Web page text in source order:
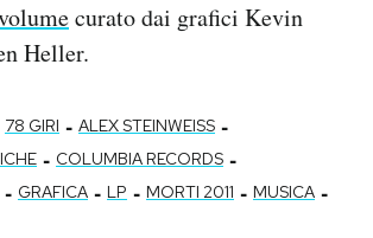
curato dai grafici Kevin
Heller.
78 GIRI - ALEX STEINWEISS -
- COLUMBIA RECORDS -
- GRAFICA - LP - MORTI 2011 - MUSICA -